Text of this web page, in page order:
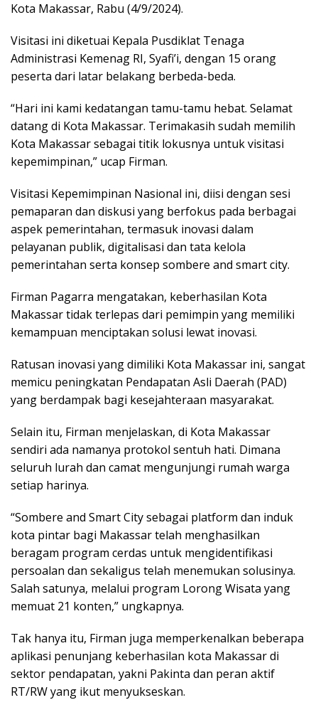
Kota Makassar, Rabu (4/9/2024).
Visitasi ini diketuai Kepala Pusdiklat Tenaga
Administrasi Kemenag RI, Syafi’i, dengan 15 orang
peserta dari latar belakang berbeda-beda.
“Hari ini kami kedatangan tamu-tamu hebat. Selamat
datang di Kota Makassar. Terimakasih sudah memilih
Kota Makassar sebagai titik lokusnya untuk visitasi
kepemimpinan,” ucap Firman.
Visitasi Kepemimpinan Nasional ini, diisi dengan sesi
pemaparan dan diskusi yang berfokus pada berbagai
aspek pemerintahan, termasuk inovasi dalam
pelayanan publik, digitalisasi dan tata kelola
pemerintahan serta konsep sombere and smart city.
Firman Pagarra mengatakan, keberhasilan Kota
Makassar tidak terlepas dari pemimpin yang memiliki
kemampuan menciptakan solusi lewat inovasi.
Ratusan inovasi yang dimiliki Kota Makassar ini, sangat
memicu peningkatan Pendapatan Asli Daerah (PAD)
yang berdampak bagi kesejahteraan masyarakat.
Selain itu, Firman menjelaskan, di Kota Makassar
sendiri ada namanya protokol sentuh hati. Dimana
seluruh lurah dan camat mengunjungi rumah warga
setiap harinya.
“Sombere and Smart City sebagai platform dan induk
kota pintar bagi Makassar telah menghasilkan
beragam program cerdas untuk mengidentifikasi
persoalan dan sekaligus telah menemukan solusinya.
Salah satunya, melalui program Lorong Wisata yang
memuat 21 konten,” ungkapnya.
Tak hanya itu, Firman juga memperkenalkan beberapa
aplikasi penunjang keberhasilan kota Makassar di
sektor pendapatan, yakni Pakinta dan peran aktif
RT/RW yang ikut menyukseskan.